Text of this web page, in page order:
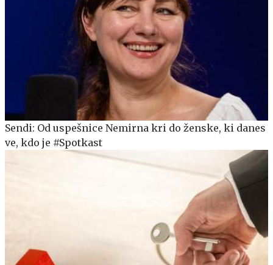
Sendi: Od uspešnice Nemirna kri do ženske, ki danes
ve, kdo je #Spotkast